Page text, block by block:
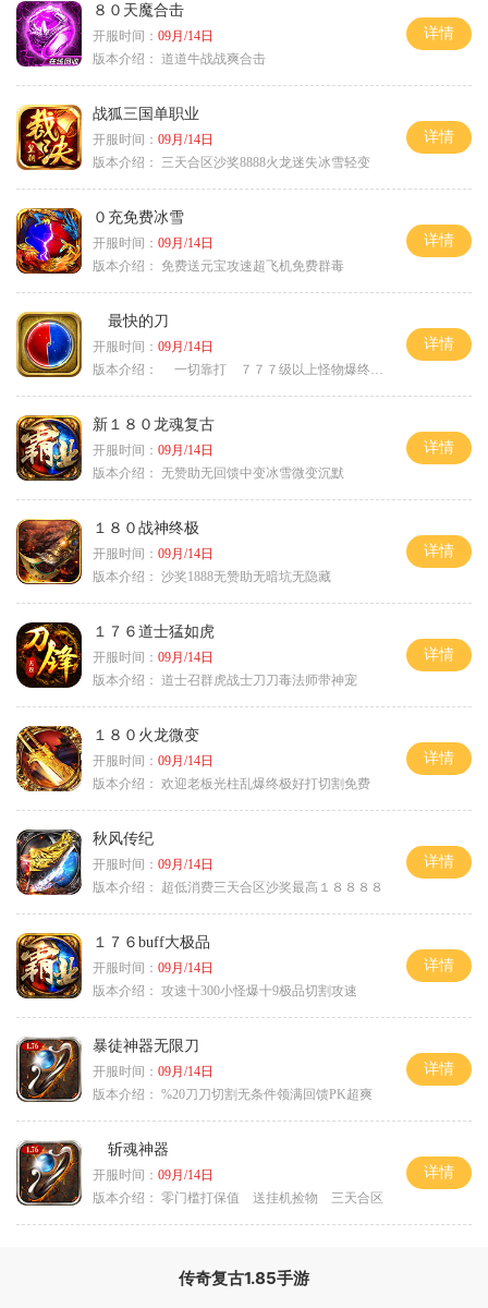
８０天魔合击
开服时间： 09月/14日
版本介绍： 道道牛战战爽合击
详情
战狐三国单职业
开服时间： 09月/14日
版本介绍：
三天合区沙奖8888火龙迷失冰雪轻变
详情
０充免费冰雪
开服时间： 09月/14日
版本介绍： 免费送元宝攻速超飞机免费群毒
详情
最快的刀
开服时间： 09月/14日
版本介绍：
一切靠打 ７７７级以上怪物爆终极
详情
新１８０龙魂复古
开服时间： 09月/14日
版本介绍： 无赞助无回馈中变冰雪微变沉默
详情
１８０战神终极
开服时间： 09月/14日
版本介绍： 沙奖1888无赞助无暗坑无隐藏
详情
１７６道士猛如虎
开服时间： 09月/14日
版本介绍： 道士召群虎战士刀刀毒法师带神宠
详情
１８０火龙微变
开服时间： 09月/14日
版本介绍： 欢迎老板光柱乱爆终极好打切割免费
详情
秋风传纪
开服时间： 09月/14日
版本介绍：
超低消费三天合区沙奖最高１８８８８
详情
１７６buff大极品
开服时间： 09月/14日
版本介绍： 攻速十300小怪爆十9极品切割攻速
详情
暴徒神器无限刀
开服时间： 09月/14日
版本介绍： %20刀刀切割无条件领满回馈PK超爽
详情
斩魂神器
开服时间： 09月/14日
版本介绍： 零门槛打保值 送挂机捡物 三天合区
详情
传奇复古1.85手游